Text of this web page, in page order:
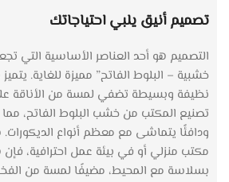
تصميم أنيق يلبي احتياجاتك
التصميم هو أحد العناصر الأساسية التي
خشبية – البلوط الفاتح” مميزة للغاية.
نظيفة وبسيطة تضفي لمسة من الأناقة
تصنيع المكتب من خشب البلوط الفاتح،
ودافئًا يتماشى مع معظم أنواع
مكتب منزلي أو في بيئة عمل احترافية،
بسلاسة مع المحيط، مضيفًا لمسة من